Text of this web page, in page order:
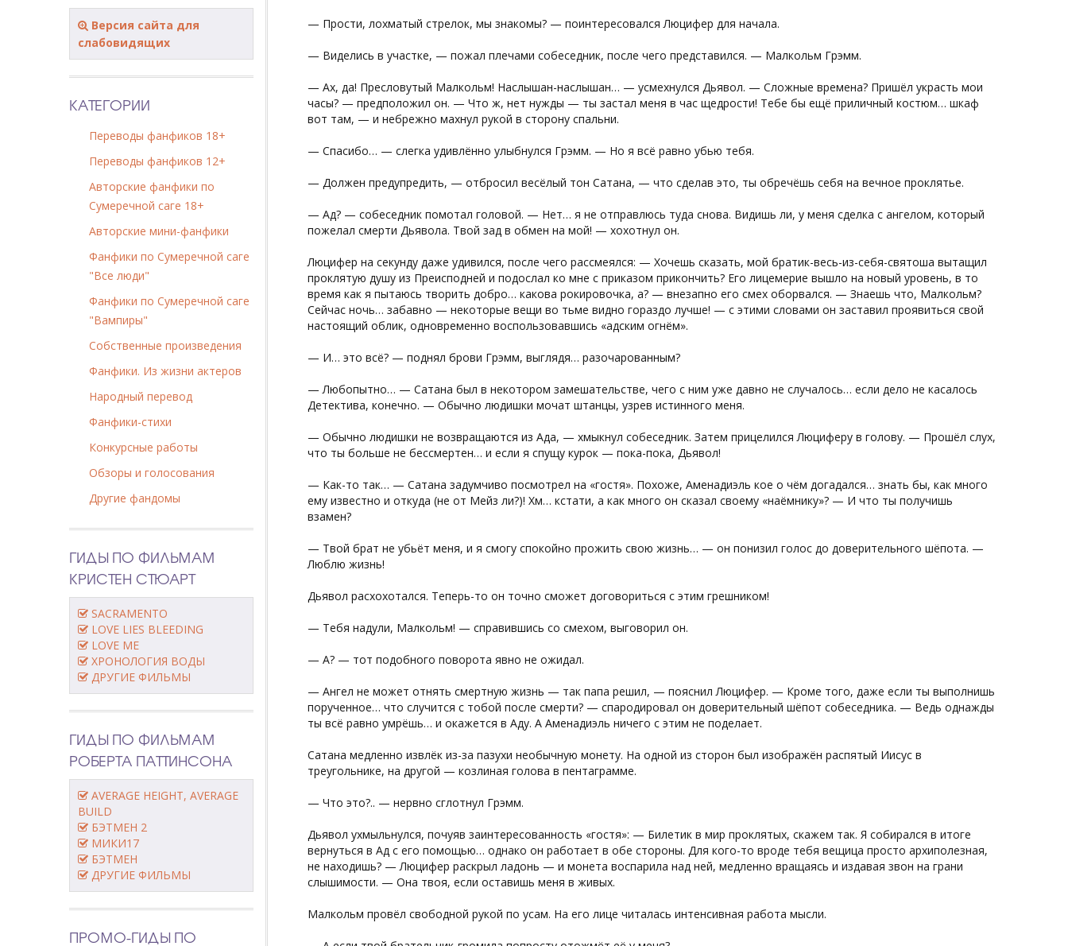
— Прости, лохматый стрелок, мы знакомы? — поинтересовался Люцифер для начала.
— Виделись в участке, — пожал плечами собеседник, после чего представился. — Малкольм Грэмм.
— Ах, да! Пресловутый Малкольм! Наслышан-наслышан… — усмехнулся Дьявол. — Сложные времена? Пришёл украсть мои
часы? — предположил он. — Что ж, нет нужды — ты застал меня в час щедрости! Тебе бы ещё приличный костюм… шкаф
вот там, — и небрежно махнул рукой в сторону спальни.
— Спасибо… — слегка удивлённо улыбнулся Грэмм. — Но я всё равно убью тебя.
— Должен предупредить, — отбросил весёлый тон Сатана, — что сделав это, ты обречёшь себя на вечное проклятье.
— Ад? — собеседник помотал головой. — Нет… я не отправлюсь туда снова. Видишь ли, у меня сделка с ангелом, который
пожелал смерти Дьявола. Твой зад в обмен на мой! — хохотнул он.
Люцифер на секунду даже удивился, после чего рассмеялся: — Хочешь сказать, мой братик-весь-из-себя-святоша вытащил
проклятую душу из Преисподней и подослал ко мне с приказом прикончить? Его лицемерие вышло на новый уровень, в то
время как я пытаюсь творить добро… какова рокировочка, а? — внезапно его смех оборвался. — Знаешь что, Малкольм?
Сейчас ночь… забавно — некоторые вещи во тьме видно гораздо лучше! — с этими словами он заставил проявиться свой
настоящий облик, одновременно воспользовавшись «адским огнём».
— И… это всё? — поднял брови Грэмм, выглядя… разочарованным?
— Любопытно… — Сатана был в некотором замешательстве, чего с ним уже давно не случалось… если дело не касалось
Детектива, конечно. — Обычно людишки мочат штанцы, узрев истинного меня.
— Обычно людишки не возвращаются из Ада, — хмыкнул собеседник. Затем прицелился Люциферу в голову. — Прошёл слух,
что ты больше не бессмертен… и если я спущу курок — пока-пока, Дьявол!
— Как-то так… — Сатана задумчиво посмотрел на «гостя». Похоже, Аменадиэль кое о чём догадался… знать бы, как много
ему известно и откуда (не от Мейз ли?)! Хм… кстати, а как много он сказал своему «наёмнику»? — И что ты получишь
взамен?
— Твой брат не убьёт меня, и я смогу спокойно прожить свою жизнь… — он понизил голос до доверительного шёпота. —
Люблю жизнь!
Дьявол расхохотался. Теперь-то он точно сможет договориться с этим грешником!
— Тебя надули, Малкольм! — справившись со смехом, выговорил он.
— А? — тот подобного поворота явно не ожидал.
— Ангел не может отнять смертную жизнь — так папа решил, — пояснил Люцифер. — Кроме того, даже если ты выполнишь
порученное… что случится с тобой после смерти? — спародировал он доверительный шёпот собеседника. — Ведь однажды
ты всё равно умрёшь… и окажется в Аду. А Аменадиэль ничего с этим не поделает.
Сатана медленно извлёк из-за пазухи необычную монету. На одной из сторон был изображён распятый Иисус в
треугольнике, на другой — козлиная голова в пентаграмме.
— Что это?.. — нервно сглотнул Грэмм.
Дьявол ухмыльнулся, почуяв заинтересованность «гостя»: — Билетик в мир проклятых, скажем так. Я собирался в итоге
вернуться в Ад с его помощью… однако он работает в обе стороны. Для кого-то вроде тебя вещица просто архиполезная,
не находишь? — Люцифер раскрыл ладонь — и монета воспарила над ней, медленно вращаясь и издавая звон на грани
слышимости. — Она твоя, если оставишь меня в живых.
Малкольм провёл свободной рукой по усам. На его лице читалась интенсивная работа мысли.
Версия сайта для
слабовидящих
КАТЕГОРИИ
Переводы фанфиков 18+
Переводы фанфиков 12+
Авторские фанфики по
Сумеречной саге 18+
Авторские мини-фанфики
Фанфики по Сумеречной саге
"Все люди"
Фанфики по Сумеречной саге
"Вампиры"
Собственные произведения
Фанфики. Из жизни актеров
Народный перевод
Фанфики-стихи
Конкурсные работы
Обзоры и голосования
Другие фандомы
ГИДЫ ПО ФИЛЬМАМ
КРИСТЕН СТЮАРТ
SACRAMENTO
LOVE LIES BLEEDING
LOVE ME
ХРОНОЛОГИЯ ВОДЫ
ДРУГИЕ ФИЛЬМЫ
ГИДЫ ПО ФИЛЬМАМ
РОБЕРТА ПАТТИНСОНА
AVERAGE HEIGHT, AVERAGE
BUILD
БЭТМЕН 2
МИКИ17
БЭТМЕН
ДРУГИЕ ФИЛЬМЫ
ПРОМО-ГИДЫ ПО